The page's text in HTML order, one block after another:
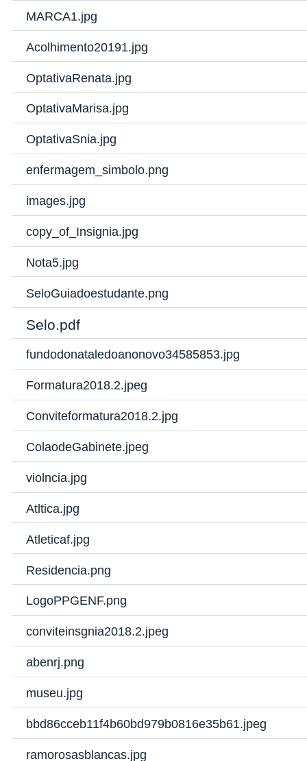
MARCA1.jpg
Acolhimento20191.jpg
OptativaRenata.jpg
OptativaMarisa.jpg
OptativaSnia.jpg
enfermagem_simbolo.png
images.jpg
copy_of_Insignia.jpg
Nota5.jpg
SeloGuiadoestudante.png
Selo.pdf
fundodonataledoanonovo34585853.jpg
Formatura2018.2.jpeg
Conviteformatura2018.2.jpg
ColaodeGabinete.jpeg
violncia.jpg
Atltica.jpg
Atleticaf.jpg
Residencia.png
LogoPPGENF.png
conviteinsgnia2018.2.jpeg
abenrj.png
museu.jpg
bbd86cceb11f4b60bd979b0816e35b61.jpeg
ramorosasblancas.jpg